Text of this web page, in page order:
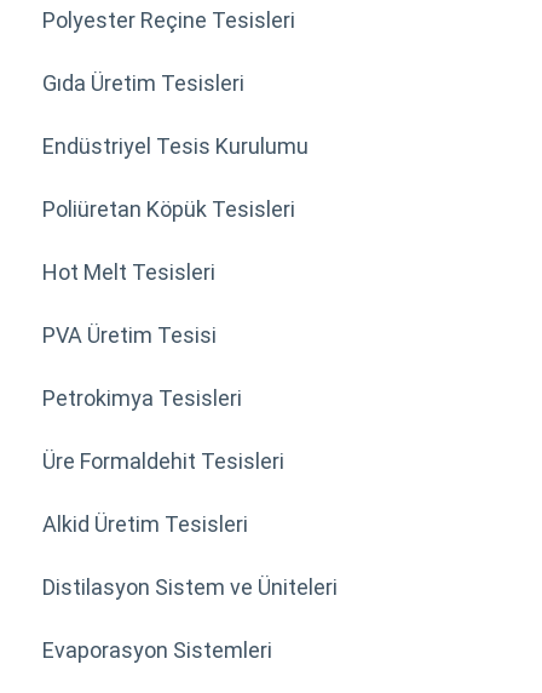
Polyester Reçine Tesisleri
Gıda Üretim Tesisleri
Endüstriyel Tesis Kurulumu
Poliüretan Köpük Tesisleri
Hot Melt Tesisleri
PVA Üretim Tesisi
Petrokimya Tesisleri
Üre Formaldehit Tesisleri
Alkid Üretim Tesisleri
Distilasyon Sistem ve Üniteleri
Evaporasyon Sistemleri